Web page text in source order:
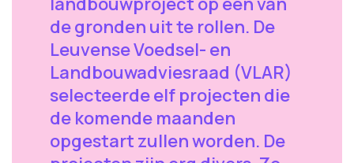
de gronden uit te rollen. De
Leuvense Voedsel- en
Landbouwadviesraad (VLAR)
selecteerde elf projecten die
de komende maanden
opgestart zullen worden. De